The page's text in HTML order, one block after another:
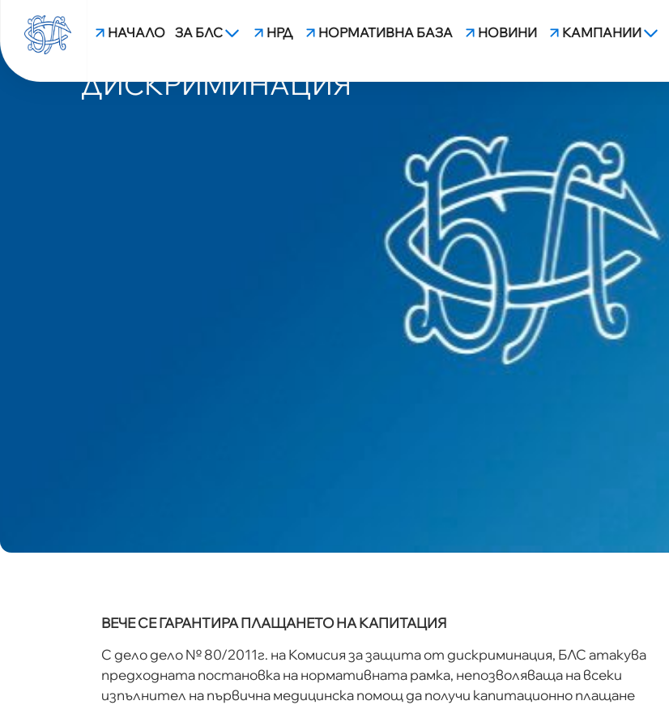
НАЧАЛО ЗА БЛС НРД НОРМАТИВНА БАЗА НОВИНИ КАМПАНИИ
БЛС СПЕЧЕЛИ ДЕЛОТО В КОМИСИЯ ЗА
ДИСКРИМИНАЦИЯ
ВЕЧЕ СЕ ГАРАНТИРА ПЛАЩАНЕТО НА КАПИТАЦИЯ
С дело дело № 80/2011г. на Комисия за защита от дискриминация, БЛС атакува
предходната постановка на нормативната рамка, непозволяваща на всеки
изпълнител на първична медицинска помощ да получи капитационно плащане